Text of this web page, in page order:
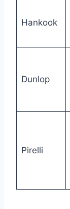
Hankook
Dunlop
Pirelli